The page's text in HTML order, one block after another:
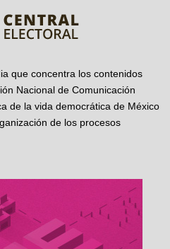
que concentra los contenidos
Nacional de Comunicación
de la vida democrática de México
de los procesos